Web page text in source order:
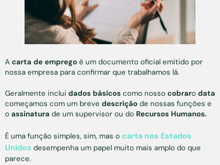
A carta de emprego é um documento oficial emitido por
nossa empresa para confirmar que trabalhamos lá.
Geralmente inclui dados básicos como nosso cobraro data
começamos com um breve descrição de nossas funções e
o assinatura de um supervisor ou do Recursos Humanos.
É uma função simples, sim, mas o carta nos Estados
Unidos desempenha um papel muito mais amplo do que
parece.